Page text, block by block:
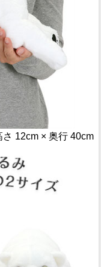
12cm × 奥行 40cm